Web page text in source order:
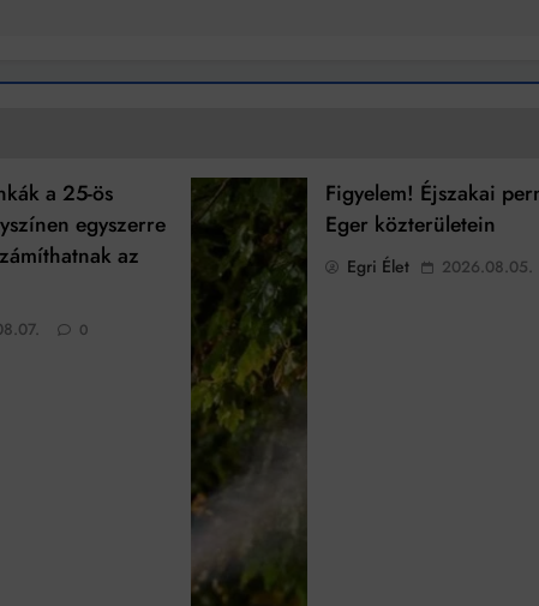
a 25-ös
egyszerre
az
0
Figyelem! Éjszakai
Eger közterületein
Egri Élet 2026.08.05.